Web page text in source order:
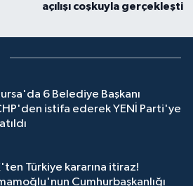
açılışı coşkuyla gerçekleşti
6 Belediye Başkanı
istifa ederek YENİ Parti'ye
Türkiye kararına itiraz!
Cumhurbaşkanlığı